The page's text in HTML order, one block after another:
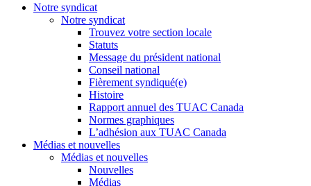
Notre syndicat
Notre syndicat
Trouvez votre section locale
Statuts
Message du président national
Conseil national
Fièrement syndiqué(e)
Histoire
Rapport annuel des TUAC Canada
Normes graphiques
L’adhésion aux TUAC Canada
Médias et nouvelles
Médias et nouvelles
Nouvelles
Médias